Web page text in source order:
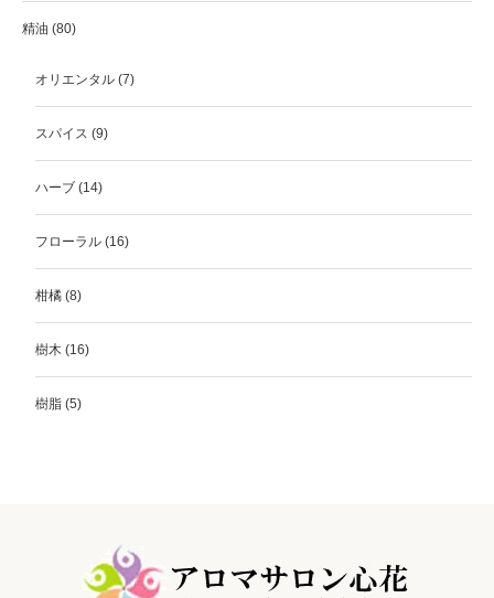
精油 (80)
オリエンタル (7)
スパイス (9)
ハーブ (14)
フローラル (16)
柑橘 (8)
樹木 (16)
樹脂 (5)